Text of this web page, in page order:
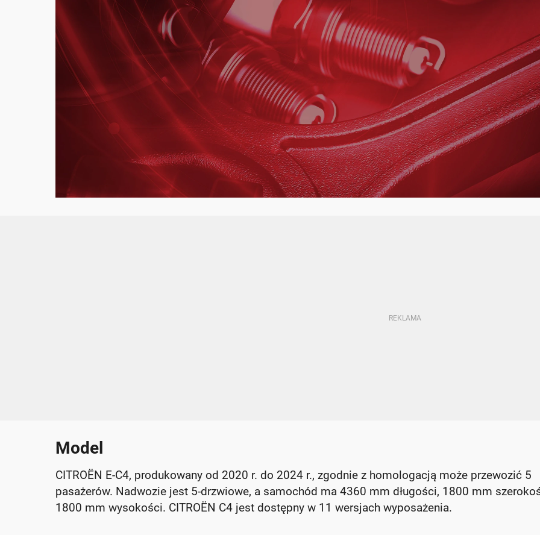
Model
CITROËN E-C4, produkowany od 2020 r. do 2024 r., zgodnie z homologacją może przewozić 5
pasażerów. Nadwozie jest 5-drzwiowe, a samochód ma 4360 mm długości, 1800 mm
1800 mm wysokości. CITROËN C4 jest dostępny w 11 wersjach wyposażenia.